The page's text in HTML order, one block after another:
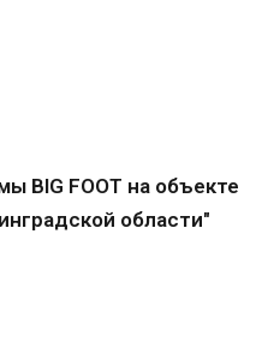
BIG FOOT на объекте
области"